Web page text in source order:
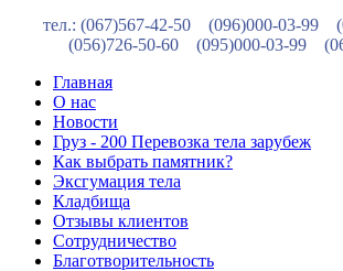
тел.: (067)567-42-50 (096)000-03-99
(056)726-50-60
(095)000-03-99
Главная
О нас
Новости
Груз - 200 Перевозка тела зарубеж
Как выбрать памятник?
Эксгумация тела
Кладбища
Отзывы клиентов
Сотрудничество
Благотворительность